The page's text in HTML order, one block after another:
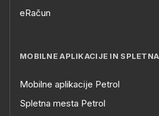
eRačun
MOBILNE APLIKACIJE IN
Mobilne aplikacije Petrol
Spletna mesta Petrol